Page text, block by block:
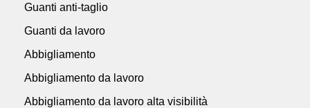
Guanti anti-taglio
Guanti da lavoro
Abbigliamento
Abbigliamento da lavoro
Abbigliamento da lavoro alta visibilità